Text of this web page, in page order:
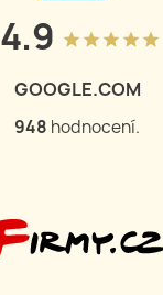
4.9 grade grade grade grade grade
GOOGLE.COM
950 hodnocení.